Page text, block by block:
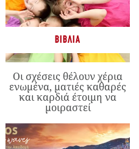
ΒΙΒΛΊΑ
Οι σχέσεις θέλουν χέρια
ενωμένα, ματιές καθαρές
και καρδιά έτοιμη να
μοιραστεί